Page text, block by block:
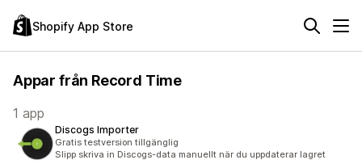
Shopify App Store
Appar från Record Time
1 app
Discogs Importer
Gratis testversion tillgänglig
Slipp skriva in Discogs-data manuellt när du uppdaterar lagret